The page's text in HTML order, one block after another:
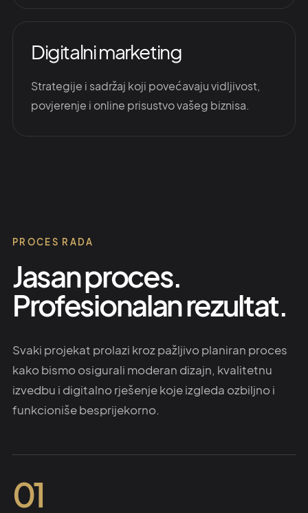
Digitalni marketing
Strategije i sadržaj koji povećavaju vidljivost,
povjerenje i online prisustvo vašeg biznisa.
PROCES RADA
Jasan proces.
Profesionalan rezultat.
Svaki projekat prolazi kroz pažljivo planiran proces
kako bismo osigurali moderan dizajn, kvalitetnu
izvedbu i digitalno rješenje koje izgleda ozbiljno i
funkcioniše besprijekorno.
01